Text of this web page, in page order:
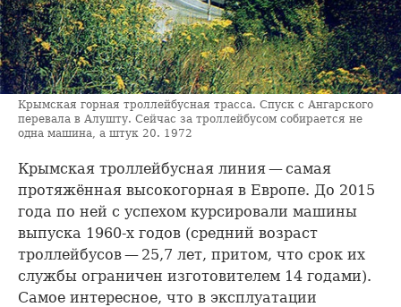
Крымская горная троллейбусная трасса. Спуск с Ангарского
перевала в Алушту. Сейчас за троллейбусом собирается не
одна машина, а штук 20. 1972
Крымская троллейбусная линия — самая
протяжённая высокогорная в Европе. До 2015
года по ней с успехом курсировали машины
выпуска 1960-х годов (средний возраст
троллейбусов — 25,7 лет, притом, что срок их
службы ограничен изготовителем 14 годами).
Самое интересное, что в эксплуатации